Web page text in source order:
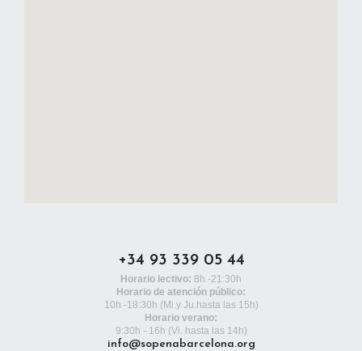
+34 93 339 05 44
Horario lectivo: 8h -21:30h
Horario de atención público:
10h -18:30h (Mi.y Ju.hasta las 15h)
Horario verano:
9:30h - 16h (Vi. hasta las 14h)
info@sopenabarcelona.org